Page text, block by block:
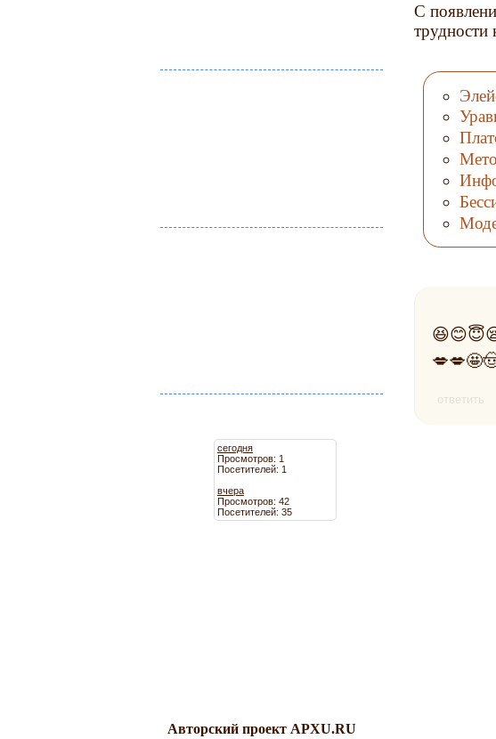
сегодня
Просмотров: 1
Посетителей: 1
вчера
Просмотров: 42
Посетителей: 35
С
трудности
ответить
Авторский проект APXU.RU